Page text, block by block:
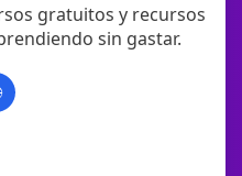
gratuitos y recursos
sin gastar.